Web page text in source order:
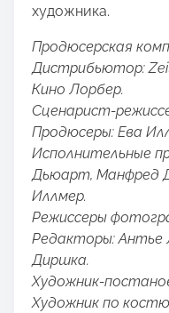
художника.
Продюсерская
Дистрибьютор:
Кино Лорбер.
Сценарист-
Продюсеры: Ева
Исполнительные
Дьюарт, Манфред
Иллмер.
Режиссеры
Редакторы: Антье
Диршка.
Художник-
Художник по